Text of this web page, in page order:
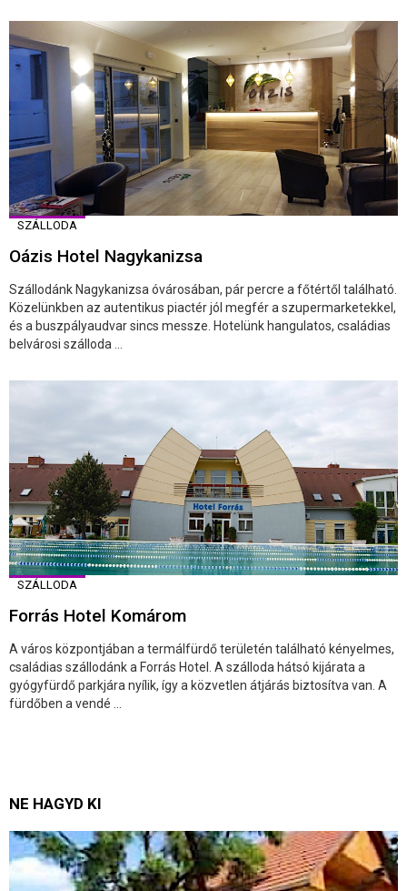
SZÁLLODA
Oázis Hotel Nagykanizsa
Szállodánk Nagykanizsa óvárosában, pár percre a főtértől található.
Közelünkben az autentikus piactér jól megfér a szupermarketekkel,
és a buszpályaudvar sincs messze. Hotelünk hangulatos, családias
belvárosi szálloda ...
SZÁLLODA
Forrás Hotel Komárom
A város központjában a termálfürdő területén található kényelmes,
családias szállodánk a Forrás Hotel. A szálloda hátsó kijárata a
gyógyfürdő parkjára nyílik, így a közvetlen átjárás biztosítva van. A
fürdőben a vendé ...
NE HAGYD KI